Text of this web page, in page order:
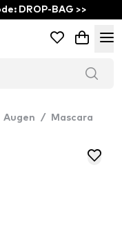
DROP-BAG >>
Augen / Mascara